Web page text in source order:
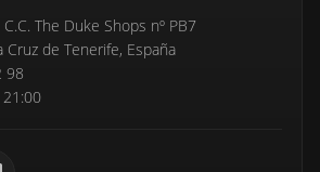
The Duke Shops nº PB7
Cruz de Tenerife, España
98